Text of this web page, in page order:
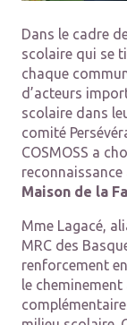
Dans le cadre
scolaire qui se
chaque
d’acteurs
scolaire dans
comité
COSMOSS a
reconnaissance
Maison de la
Mme Lagacé,
MRC des
renforcement
le